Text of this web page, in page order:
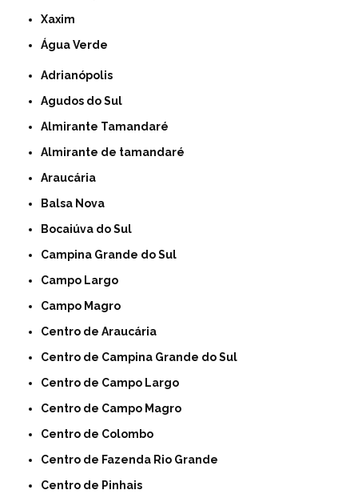
Xaxim
Água Verde
Adrianópolis
Agudos do Sul
Almirante Tamandaré
Almirante de tamandaré
Araucária
Balsa Nova
Bocaiúva do Sul
Campina Grande do Sul
Campo Largo
Campo Magro
Centro de Araucária
Centro de Campina Grande do Sul
Centro de Campo Largo
Centro de Campo Magro
Centro de Colombo
Centro de Fazenda Rio Grande
Centro de Pinhais